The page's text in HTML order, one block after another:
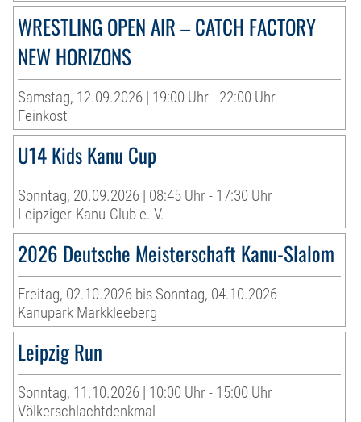
WRESTLING OPEN AIR – CATCH FACTORY
NEW HORIZONS
Samstag, 12.09.2026 | 19:00 Uhr - 22:00 Uhr
Feinkost
U14 Kids Kanu Cup
Sonntag, 20.09.2026 | 08:45 Uhr - 17:30 Uhr
Leipziger-Kanu-Club e. V.
2026 Deutsche Meisterschaft Kanu-Slalom
Freitag, 02.10.2026 bis Sonntag, 04.10.2026
Kanupark Markkleeberg
Leipzig Run
Sonntag, 11.10.2026 | 10:00 Uhr - 15:00 Uhr
Völkerschlachtdenkmal